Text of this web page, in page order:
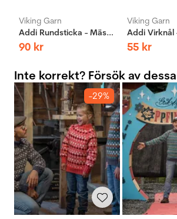
Viking Garn
Addi Rundsticka - Mässing
90 kr
Viking Garn
Addi Virknål
55 kr
Inte korrekt? Försök av
-29%